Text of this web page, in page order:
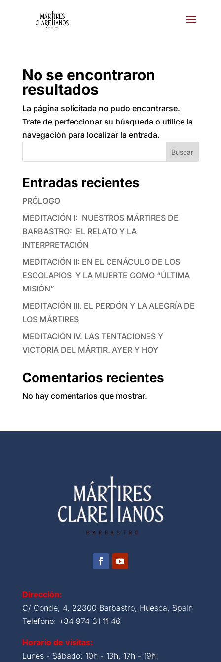
No se encontraron
resultados
La página solicitada no pudo encontrarse.
Trate de perfeccionar su búsqueda o utilice la
navegación para localizar la entrada.
Buscar
Entradas recientes
PRÓLOGO
MEDITACIÓN I: NUESTROS MÁRTIRES DE
BARBASTRO: EL RELATO Y LA
INTERPRETACIÓN
MEDITACIÓN II: EN EL CENÁCULO DE LOS
ESCOLAPIOS Y LA MUERTE COMO “ÚLTIMA
MISIÓN”
MEDITACIÓN III. EL PERDÓN Y LA ALEGRÍA DE
LOS MÁRTIRES
MEDITACIÓN IV. LAS TENTACIONES Y
VICTORIA DEL MÁRTIR. AYER Y HOY
Comentarios recientes
No hay comentarios que mostrar.
Dirección:
C/ Conde, 4, 22300 Barbastro, Huesca, Spain
Telefono: +34 974 31 11 46
Horario de visitas:
Lunes - Sábado: 10h - 13h, 17h - 19h